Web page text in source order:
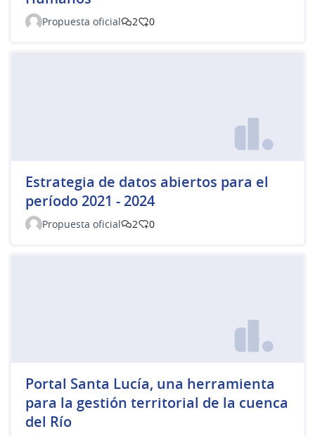
Propuesta oficial 2 0
Estrategia de datos abiertos para el
período 2021 - 2024
Propuesta oficial 2 0
Portal Santa Lucía, una herramienta
para la gestión territorial de la cuenca
del Río